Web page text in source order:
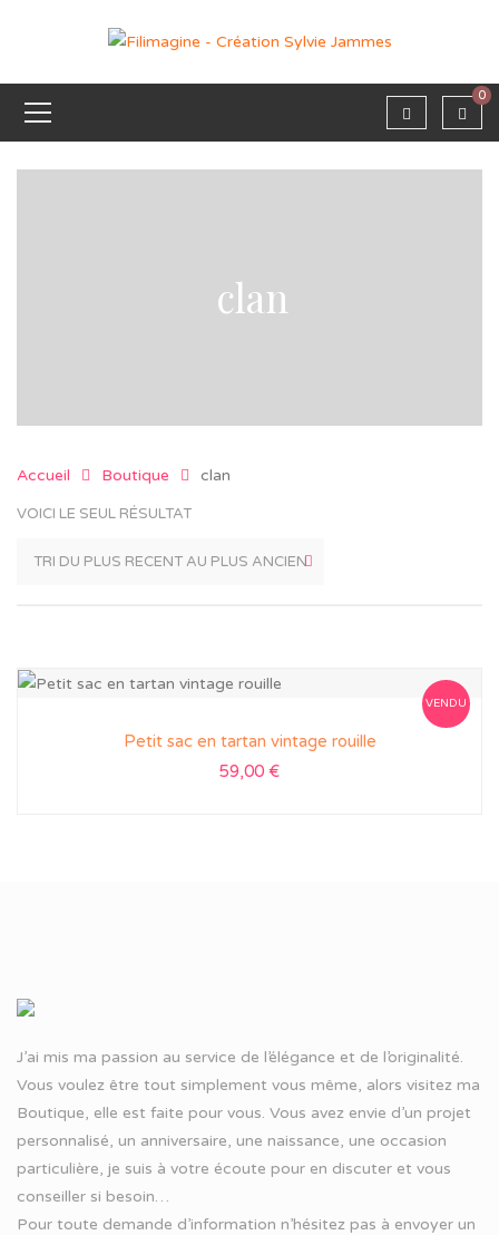
0
clan
Accueil Boutique clan
VOICI LE SEUL RÉSULTAT
VENDU
Petit sac en tartan vintage rouille
59,00 €
J’ai mis ma passion au service de l’élégance et de l’originalité.
Vous voulez être tout simplement vous même, alors visitez ma
Boutique, elle est faite pour vous. Vous avez envie d’un projet
personnalisé, un anniversaire, une naissance, une occasion
particulière, je suis à votre écoute pour en discuter et vous
conseiller si besoin…
Pour toute demande d’information n’hésitez pas à envoyer un